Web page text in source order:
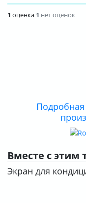
1 оценка 1 нет оценок
Вместе с этим
Экран для